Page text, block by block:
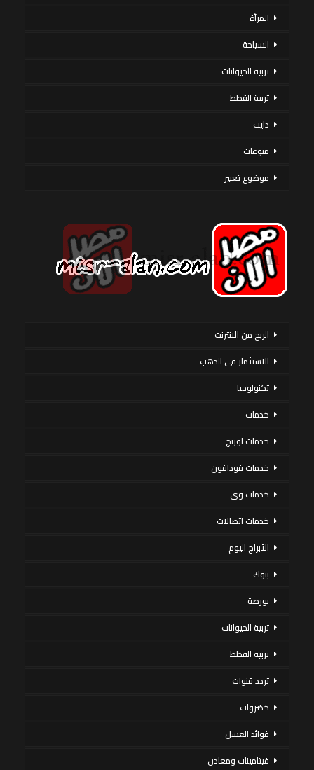
المرأة
السياحة
تربية الحيوانات
تربية القطط
دايت
منوعات
موضوع تعبير
الربح من الانترنت
الاستثمار فى الذهب
تكنولوجيا
خدمات
خدمات اورنج
خدمات فودافون
خدمات وى
خدمات اتصالات
الأبراج اليوم
بنوك
بورصة
تربية الحيوانات
تربية القطط
تردد قنوات
خضروات
فوائد العسل
فيتامينات ومعادن